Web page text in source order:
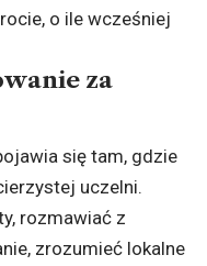
o ile wcześniej
za
się tam, gdzie
uczelni.
rozmawiać z
zrozumieć lokalne